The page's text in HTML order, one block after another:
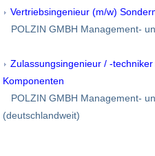
Vertriebsingenieur (m/w)
POLZIN GMBH Management-
Zulassungsingenieur / -
Komponenten
POLZIN GMBH Management-
(deutschlandweit)